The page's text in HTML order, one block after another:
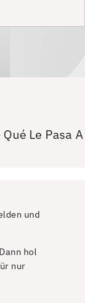
Le Pasa A
und
hol
nur